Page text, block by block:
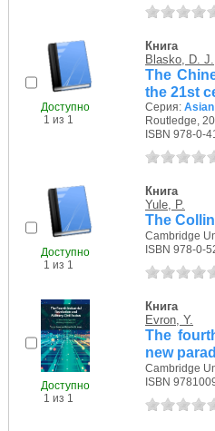
Доступно
1 из 1
Книга
Blasko, D. J.
The
the 21st
Серия:
Routledge,
ISBN 978-0-
Доступно
1 из 1
Книга
Yule, P.
The
Cambridge
ISBN 978-0-
Доступно
1 из 1
Книга
Evron, Y.
The
new
Cambridge
ISBN